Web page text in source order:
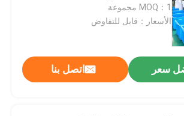
MOQ：1 مجموعة
الأسعار：قابل للتفاوض
سعر اتصل بنا